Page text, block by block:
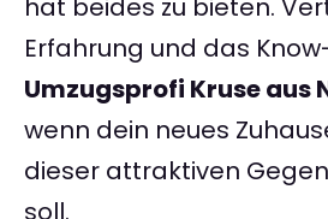
hat beides zu bieten.
Erfahrung und das
Umzugsprofi Kruse aus
wenn dein neues
dieser attraktiven